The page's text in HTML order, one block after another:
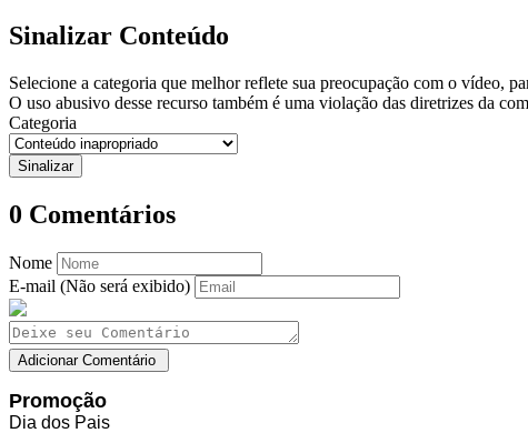
Sinalizar Conteúdo
Selecione a categoria que melhor reflete sua preocupação com o vídeo,
O uso abusivo desse recurso também é uma violação das diretrizes da
Categoria
0 Comentários
Nome
E-mail (Não será exibido)
Promoção
Dia dos Pais